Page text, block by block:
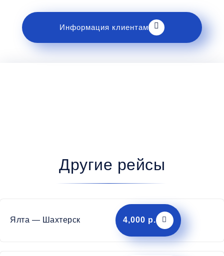
Информация клиентам
Другие рейсы
Ялта — Шахтерск 4,000 р.